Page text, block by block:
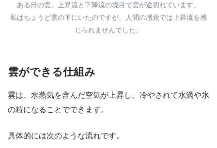
ある日の雲。上昇流と下降流の境目で雲が途切れています。
私はちょうど雲の下にいたのですが、人間の感覚では上昇流を感
じられませんでした。
雲ができる仕組み
雲は、水蒸気を含んだ空気が上昇し、冷やされて水滴や氷
の粒になることでできます。
具体的には次のような流れです。